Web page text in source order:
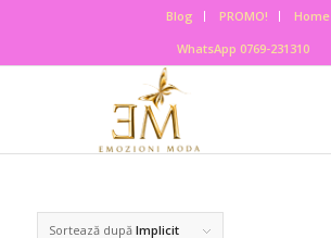
Blog PROMO!
Home
WhatsApp 0769-231310
Sortează după Implicit